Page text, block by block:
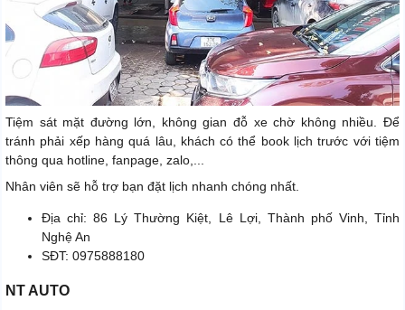
Tiệm sát mặt đường lớn, không gian đỗ xe chờ không nhiều. Để
tránh phải xếp hàng quá lâu, khách có thể book lịch trước với tiệm
thông qua hotline, fanpage, zalo,...
Nhân viên sẽ hỗ trợ bạn đặt lịch nhanh chóng nhất.
Địa chỉ: 86 Lý Thường Kiệt, Lê Lợi, Thành phố Vinh, Tỉnh
Nghệ An
SĐT: 0975888180
NT AUTO